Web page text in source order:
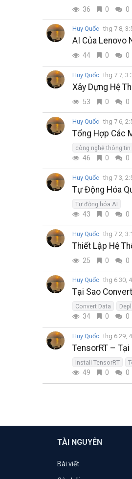
36 0 0
Huy Quốc thg 7 8,
AI Của Lenovo
44 0 0
Huy Quốc thg 7 7,
Xây Dựng Hệ
53 0 0
Huy Quốc thg 7 6,
Tổng Hợp Các
công nghệ thông tin
46 0 0
Huy Quốc thg 7 3,
Tự Động Hóa
Tự động hóa AI
43 0 0
Huy Quốc thg 7 2,
Thiết Lập Hệ
25 0 0
Huy Quốc thg 6 30,
Tại Sao
Convert Data
34 0 0
Huy Quốc thg 6 29,
TensorRT –
Install TensorRT
49 0 0
TÀI NGUYÊN
Bài viết